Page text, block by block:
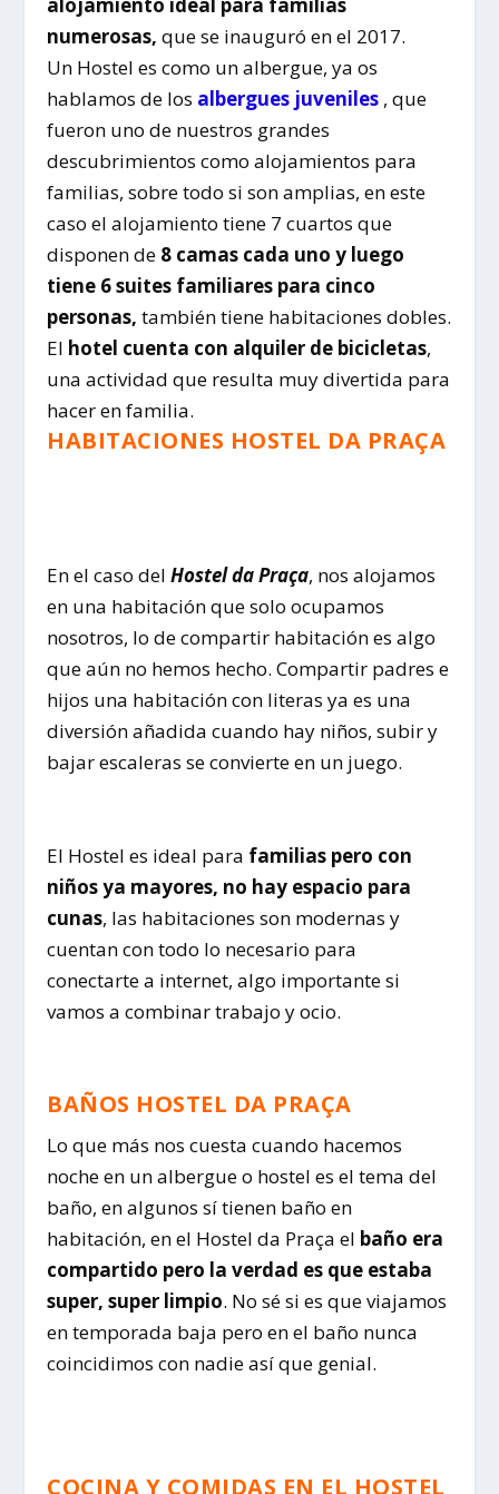
numerosas,que se inauguró en el 2017.
Un Hostel es como un albergue, ya os
hablamos de los albergues juveniles , que
fueron uno de nuestros grandes
descubrimientos como alojamientos para
familias, sobre todo si son amplias, en este
caso el alojamiento tiene 7 cuartos que
disponen de 8 camas cada uno y luego
tiene 6 suites familiares para cinco
personas,también tiene habitaciones dobles.
El hotel cuenta con alquiler de bicicletas,
una actividad que resulta muy divertida para
hacer en familia.
HABITACIONES HOSTEL DA PRAÇA
En el caso delHostel da Praça, nos alojamos
en una habitación que solo ocupamos
nosotros, lo de compartir habitación es algo
que aún no hemos hecho. Compartir padres e
hijos una habitación con literas ya es una
diversión añadida cuando hay niños, subir y
bajar escaleras se convierte en un juego.
El Hostel es ideal para familias pero con
niños ya mayores, no hay espacio para
cunas, las habitaciones son modernas y
cuentan con todo lo necesario para
conectarte a internet, algo importante si
vamos a combinar trabajo y ocio.
BAÑOS HOSTEL DA PRAÇA
Lo que más nos cuesta cuando hacemos
noche en un albergue o hostel es el tema del
baño, en algunos sí tienen baño en
habitación, en el Hostel da Praça el baño era
compartido pero la verdad es que estaba
super, super limpio. No sé si es que viajamos
en temporada baja pero en el baño nunca
coincidimos con nadie así que genial.
COCINA Y COMIDAS EN EL HOSTEL